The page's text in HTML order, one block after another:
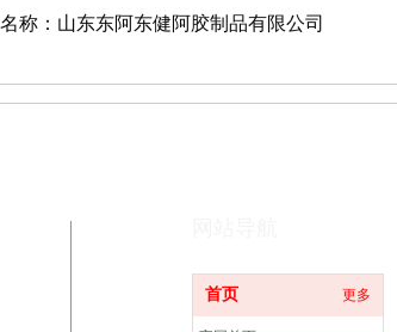
称：山东东阿东健阿胶制品有限公司
首页 更多